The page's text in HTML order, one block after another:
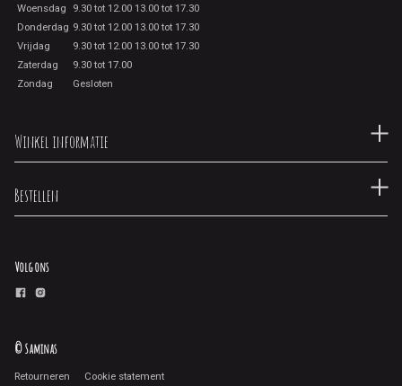
Woensdag
9.30 tot 12.00 13.00 tot 17.30
Donderdag 9.30 tot 12.00 13.00 tot 17.30
Vrijdag
9.30 tot 12.00 13.00 tot 17.30
Zaterdag
9.30 tot 17.00
Zondag
Gesloten
Winkel informatie
Bestellen
Volg ons
© Saminas
Retourneren Cookie statement